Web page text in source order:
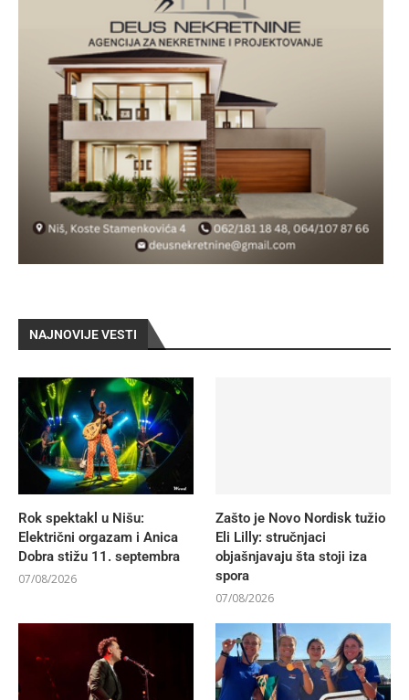
NAJNOVIJE VESTI
Rok spektakl u Nišu:
Električni orgazam i Anica
Dobra stižu 11. septembra
07/08/2026
Zašto je Novo Nordisk tužio
Eli Lilly: stručnjaci
objašnjavaju šta stoji iza
spora
07/08/2026